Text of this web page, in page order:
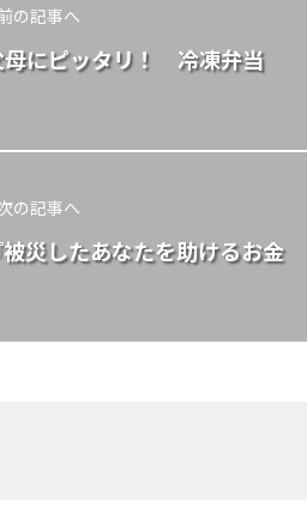
の記事へ
母にピッタリ！ 冷凍弁当
の記事へ
災したあなたを助けるお金